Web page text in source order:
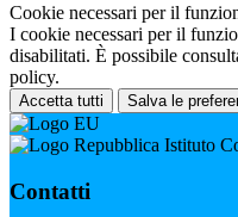
Cookie necessari per il
I cookie necessari per il
disabilitati. È possibile
policy.
Accetta tutti Salva le
Istituto
Contatti